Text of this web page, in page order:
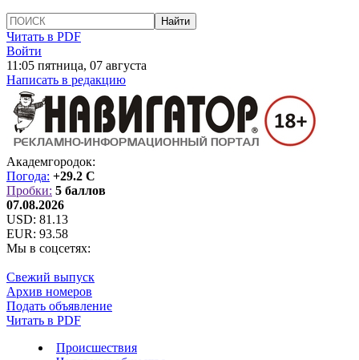
Читать в PDF
Войти
11:05 пятница, 07 августа
Написать в редакцию
Академгородок:
Погода: +29.2 C
Пробки: 5 баллов
07.08.2026
USD: 81.13
EUR: 93.58
Мы в соцсетях:
Свежий выпуск
Архив номеров
Подать объявление
Читать в PDF
Происшествия